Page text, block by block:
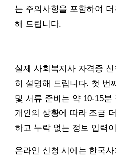
는 주의사항을 포함하여
해 드립니다.
실제 사회복지사 자격증
히 설명해 드립니다. 첫 번
및 서류 준비는 약 10-15
개인의 상황에 따라 조금
하고 누락 없는 정보 입력
온라인 신청 시에는 한국